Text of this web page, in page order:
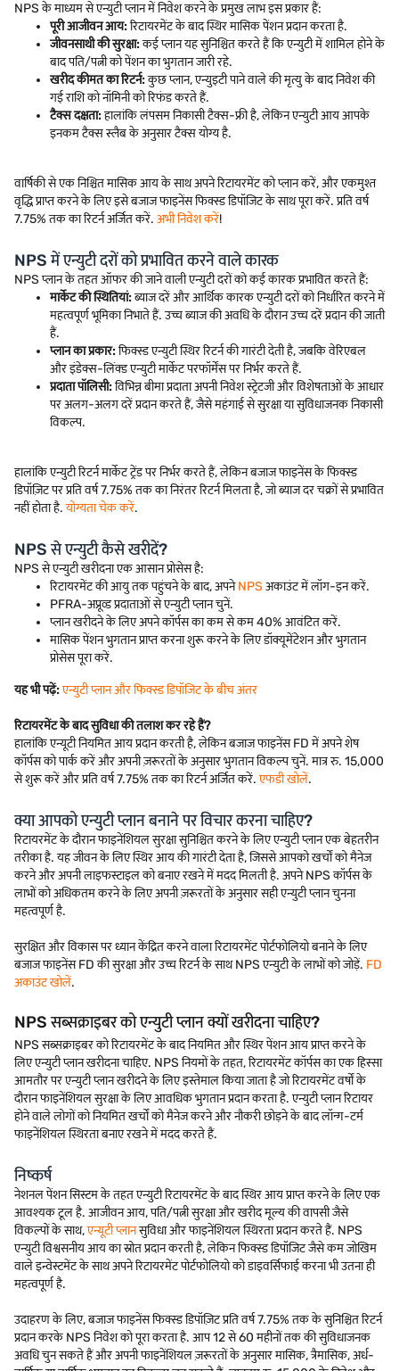
NPS के माध्यम से एन्युटी प्लान में निवेश करने के प्रमुख लाभ इस प्रकार हैं:
पूरी आजीवन आय:रिटायरमेंट के बाद स्थिर मासिक पेंशन प्रदान करता है.
जीवनसाथी की सुरक्षा:कई प्लान यह सुनिश्चित करते हैं कि एन्युटी में शामिल होने के
बाद पति/पत्नी को पेंशन का भुगतान जारी रहे.
खरीद कीमत का रिटर्न:कुछ प्लान, एन्युइटी पाने वाले की मृत्यु के बाद निवेश की
गई राशि को नॉमिनी को रिफंड करते हैं.
टैक्स दक्षता:हालांकि लंपसम निकासी टैक्स-फ्री है, लेकिन एन्युटी आय आपके
इनकम टैक्स स्लैब के अनुसार टैक्स योग्य है.
वार्षिकी से एक निश्चित मासिक आय के साथ अपने रिटायरमेंट को प्लान करें, और एकमुश्त
वृद्धि प्राप्त करने के लिए इसे बजाज फाइनेंस फिक्स्ड डिपॉजिट के साथ पूरा करें. प्रति वर्ष
7.75% तक का रिटर्न अर्जित करें. अभी निवेश करें!
NPS में एन्युटी दरों को प्रभावित करने वाले कारक
NPS प्लान के तहत ऑफर की जाने वाली एन्युटी दरों को कई कारक प्रभावित करते हैं:
मार्केट की स्थितियां:ब्याज दरें और आर्थिक कारक एन्युटी दरों को निर्धारित करने में
महत्वपूर्ण भूमिका निभाते हैं. उच्च ब्याज की अवधि के दौरान उच्च दरें प्रदान की जाती
हैं.
प्लान का प्रकार:फिक्स्ड एन्युटी स्थिर रिटर्न की गारंटी देती है, जबकि वेरिएबल
और इंडेक्स-लिंक्ड एन्युटी मार्केट परफॉर्मेंस पर निर्भर करते हैं.
प्रदाता पॉलिसी:विभिन्न बीमा प्रदाता अपनी निवेश स्ट्रेटजी और विशेषताओं के आधार
पर अलग-अलग दरें प्रदान करते हैं, जैसे महंगाई से सुरक्षा या सुविधाजनक निकासी
विकल्प.
हालांकि एन्युटी रिटर्न मार्केट ट्रेंड पर निर्भर करते हैं, लेकिन बजाज फाइनेंस के फिक्स्ड
डिपॉज़िट पर प्रति वर्ष 7.75% तक का निरंतर रिटर्न मिलता है, जो ब्याज दर चक्रों से प्रभावित
नहीं होता है.योग्यता चेक करें.
NPS से एन्युटी कैसे खरीदें?
NPS से एन्युटी खरीदना एक आसान प्रोसेस है:
रिटायरमेंट की आयु तक पहुंचने के बाद, अपनेNPS अकाउंट में लॉग-इन करें.
PFRA-अप्रूव्ड प्रदाताओं से एन्युटी प्लान चुनें.
प्लान खरीदने के लिए अपने कॉर्पस का कम से कम 40% आवंटित करें.
मासिक पेंशन भुगतान प्राप्त करना शुरू करने के लिए डॉक्यूमेंटेशन और भुगतान
प्रोसेस पूरा करें.
यह भी पढ़ें:एन्युटी प्लान और फिक्स्ड डिपॉजिट के बीच अंतर
रिटायरमेंट के बाद सुविधा की तलाश कर रहे हैं?
हालांकि एन्यूटी नियमित आय प्रदान करती है, लेकिन बजाज फाइनेंस FD में अपने शेष
कॉर्पस को पार्क करें और अपनी ज़रूरतों के अनुसार भुगतान विकल्प चुनें. मात्र रु. 15,000
से शुरू करें और प्रति वर्ष 7.75% तक का रिटर्न अर्जित करें.एफडी खोलें.
क्या आपको एन्युटी प्लान बनाने पर विचार करना चाहिए?
रिटायरमेंट के दौरान फाइनेंशियल सुरक्षा सुनिश्चित करने के लिए एन्युटी प्लान एक बेहतरीन
तरीका है. यह जीवन के लिए स्थिर आय की गारंटी देता है, जिससे आपको खर्चों को मैनेज
करने और अपनी लाइफस्टाइल को बनाए रखने में मदद मिलती है. अपने NPS कॉर्पस के
लाभों को अधिकतम करने के लिए अपनी ज़रूरतों के अनुसार सही एन्युटी प्लान चुनना
महत्वपूर्ण है.
सुरक्षित और विकास पर ध्यान केंद्रित करने वाला रिटायरमेंट पोर्टफोलियो बनाने के लिए
बजाज फाइनेंस FD की सुरक्षा और उच्च रिटर्न के साथ NPS एन्युटी के लाभों को जोड़ें. FD
अकाउंट खोलें.
NPS सब्सक्राइबर को एन्युटी प्लान क्यों खरीदना चाहिए?
NPS सब्सक्राइबर को रिटायरमेंट के बाद नियमित और स्थिर पेंशन आय प्राप्त करने के
लिए एन्युटी प्लान खरीदना चाहिए. NPS नियमों के तहत, रिटायरमेंट कॉर्पस का एक हिस्सा
आमतौर पर एन्युटी प्लान खरीदने के लिए इस्तेमाल किया जाता है जो रिटायरमेंट वर्षों के
दौरान फाइनेंशियल सुरक्षा के लिए आवधिक भुगतान प्रदान करता है. एन्युटी प्लान रिटायर
होने वाले लोगों को नियमित खर्चों को मैनेज करने और नौकरी छोड़ने के बाद लॉन्ग-टर्म
फाइनेंशियल स्थिरता बनाए रखने में मदद करते हैं.
निष्कर्ष
नेशनल पेंशन सिस्टम के तहत एन्युटी रिटायरमेंट के बाद स्थिर आय प्राप्त करने के लिए एक
आवश्यक टूल है. आजीवन आय, पति/पत्नी सुरक्षा और खरीद मूल्य की वापसी जैसे
विकल्पों के साथ,एन्यूटी प्लानसुविधा और फाइनेंशियल स्थिरता प्रदान करते हैं. NPS
एन्युटी विश्वसनीय आय का स्रोत प्रदान करती है, लेकिन फिक्स्ड डिपॉजिट जैसे कम जोखिम
वाले इन्वेस्टमेंट के साथ अपने रिटायरमेंट पोर्टफोलियो को डाइवर्सिफाई करना भी उतना ही
महत्वपूर्ण है.
उदाहरण के लिए, बजाज फाइनेंस फिक्स्ड डिपॉज़िट प्रति वर्ष 7.75% तक के सुनिश्चित रिटर्न
प्रदान करके NPS निवेश को पूरा करता है. आप 12 से 60 महीनों तक की सुविधाजनक
अवधि चुन सकते हैं और अपनी फाइनेंशियल ज़रूरतों के अनुसार मासिक, त्रैमासिक, अर्ध-